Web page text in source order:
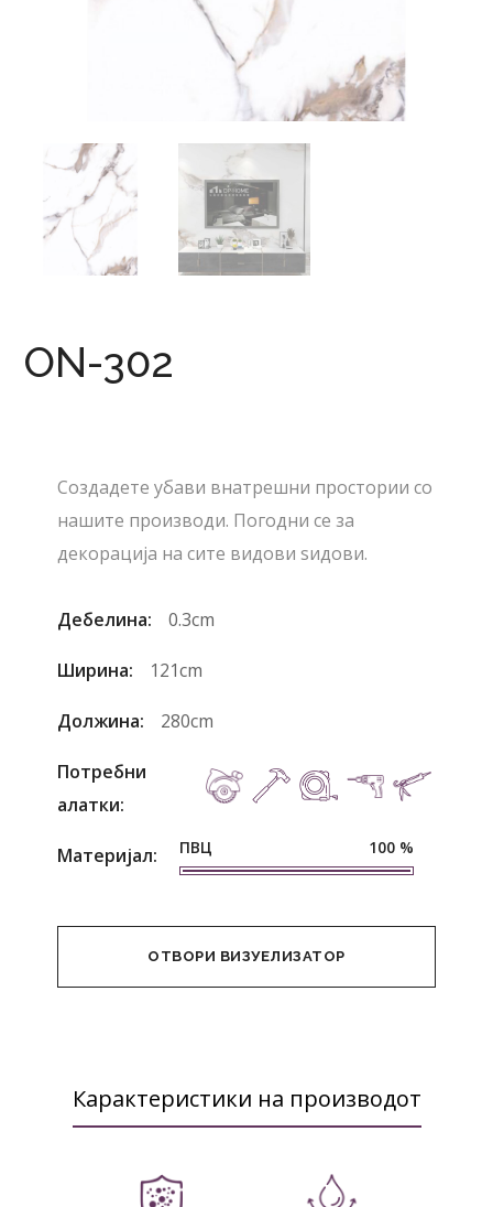
ON-302
Создадете убави внатрешни простории со
нашите производи. Погодни се за
декорација на сите видови ѕидови.
Дебелина: 0.3cm
Ширина: 121cm
Должина: 280cm
Потребни
алатки:
Материјал: ПВЦ 100 %
ОТВОРИ ВИЗУЕЛИЗАТОР
Карактеристики на производот